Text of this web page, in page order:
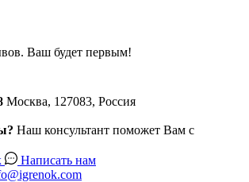
Ваш будет первым!
Москва, 127083, Россия
Наш консультант поможет Вам с
Написать нам